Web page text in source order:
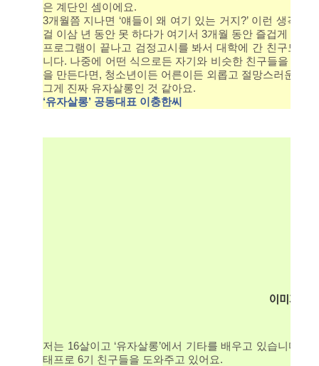
은 계단인 셈이에요.
3개월쯤 지나면 ‘얘들이 왜 여기 있는 거지?’ 이런 생각
걸 이삼 년 동안 못 하다가 여기서 3개월 동안 즐겁게 지내
프로그램이 끝나고 검정고시를 봐서 대학에 간 친구도
니다. 나중에 어떤 식으로든 자기와 비슷한 친구들을 돕
을 만든다면, 청소년이든 어른이든 외롭고 절망스러운 사
그게 진짜 유자살롱인 것 같아요.
‘유자살롱’ 공동대표 이충한씨
저는 16살이고 ‘유자살롱’에서 기타를 배우고 있습니다.
태프로 6기 친구들을 도와주고 있어요.